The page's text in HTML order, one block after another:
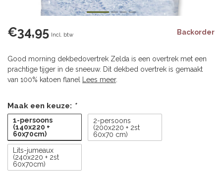
€34,95 Incl. btw Backorder
Good morning dekbedovertrek Zelda is een overtrek met een
prachtige tijger in de sneeuw. Dit dekbed overtrek is gemaakt
van 100% katoen flanel
Lees meer.
Maak een keuze: *
1-persoons
(140x220 +
60x70cm)
2-persoons
(200x220 + 2st
60x70 cm)
Lits-jumeaux
(240x220 + 2st
60x70cm)